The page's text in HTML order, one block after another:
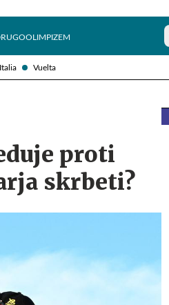
Vuelta
OLIMPIZEM
proti
skrbeti?